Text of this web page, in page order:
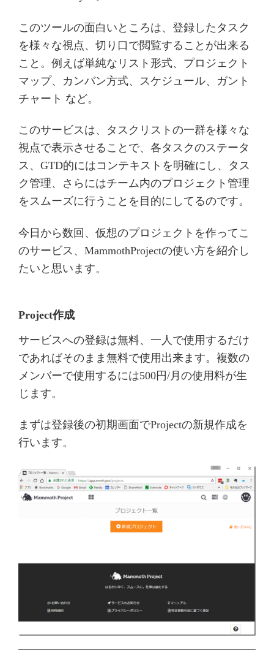
このツールの面白いところは、登録したタスク
を様々な視点、切り口で閲覧することが出来る
こと。例えば単純なリスト形式、プロジェクト
マップ、カンバン方式、スケジュール、ガント
チャート など。
このサービスは、タスクリストの一群を様々な
視点で表示させることで、各タスクのステータ
ス、GTD的にはコンテキストを明確にし、タス
ク管理、さらにはチーム内のプロジェクト管理
をスムーズに行うことを目的にしてるのです。
今日から数回、仮想のプロジェクトを作ってこ
のサービス、MammothProjectの使い方を紹介し
たいと思います。
Project作成
サービスへの登録は無料、一人で使用するだけ
であればそのまま無料で使用出来ます。複数の
メンバーで使用するには500円/月の使用料が生
じます。
まずは登録後の初期画面でProjectの新規作成を
行います。